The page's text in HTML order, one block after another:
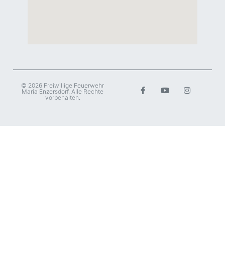
© 2026 Freiwillige Feuerwehr
Maria Enzersdorf. Alle Rechte
vorbehalten.